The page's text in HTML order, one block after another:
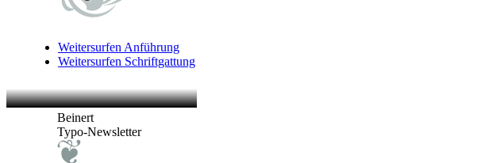
WeitersurfenAnführung
Weitersurfen Schriftgattung
Beinert
Typo-Newsletter